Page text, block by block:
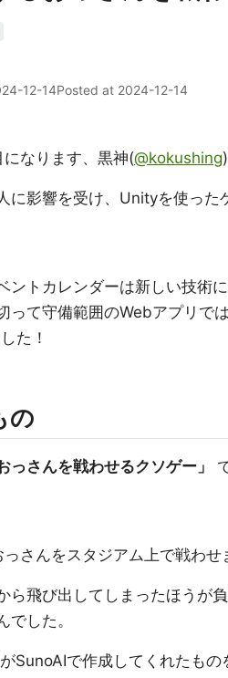
12-14Posted at 2024-12-14
なります、黒神(@kokushing
に影響を受け、Unityを使った
ントカレンダーは新しい技術
って守備範囲のWebアプリで
た！
の
っさんを戦わせるクソゲー」
さんをスタジアム上で戦わせ
ら飛び出してしまったほうが
でした。
SunoAIで作成してくれたもの